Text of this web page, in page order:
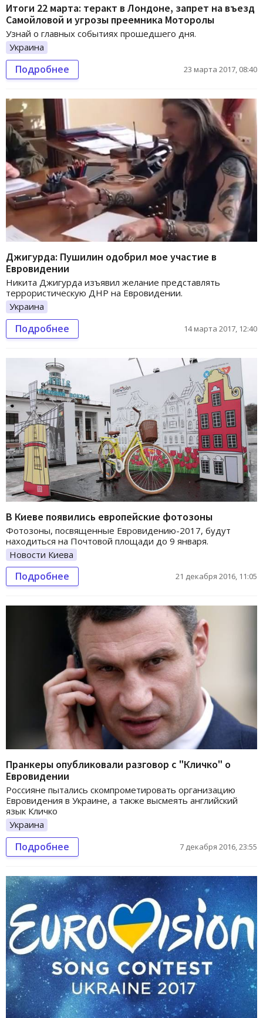
Итоги 22 марта: теракт в Лондоне, запрет на въезд
Самойловой и угрозы преемника Моторолы
Узнай о главных событиях прошедшего дня.
Украина
Подробнее 23 марта 2017, 08:40
Джигурда: Пушилин одобрил мое участие в
Евровидении
Никита Джигурда изъявил желание представлять
террористическую ДНР на Евровидении.
Украина
Подробнее 14 марта 2017, 12:40
В Киеве появились европейские фотозоны
Фотозоны, посвященные Евровидению-2017, будут
находиться на Почтовой площади до 9 января.
Новости Киева
Подробнее 21 декабря 2016, 11:05
Пранкеры опубликовали разговор с "Кличко" о
Евровидении
Россияне пытались скомпрометировать организацию
Евровидения в Украине, а также высмеять английский
язык Кличко
Украина
Подробнее 7 декабря 2016, 23:55